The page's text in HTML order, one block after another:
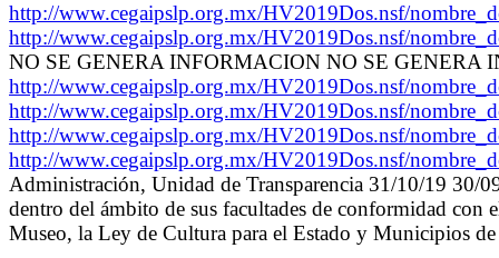
http://www.cegaipslp.org.mx/HV2019Dos.nsf/
http://www.cegaipslp.org.mx/HV2019Dos.nsf/
NO SE GENERA INFORMACION NO SE
http://www.cegaipslp.org.mx/HV2019Dos.nsf/
http://www.cegaipslp.org.mx/HV2019Dos.nsf/
http://www.cegaipslp.org.mx/HV2019Dos.nsf/
http://www.cegaipslp.org.mx/HV2019Dos.nsf/
Administración, Unidad de Transparencia 31/10/19 30/
dentro del ámbito de sus facultades de conformidad
Museo, la Ley de Cultura para el Estado y Municipios